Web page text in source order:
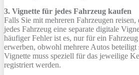
3. Vignette für jedes Fahrzeug kaufen
Falls Sie mit mehreren Fahrzeugen
jedes Fahrzeug eine separate digitale
häufiger Fehler ist es, nur für ein
erwerben, obwohl mehrere Autos beteiligt
Vignette muss speziell für das jeweilige
registriert werden.